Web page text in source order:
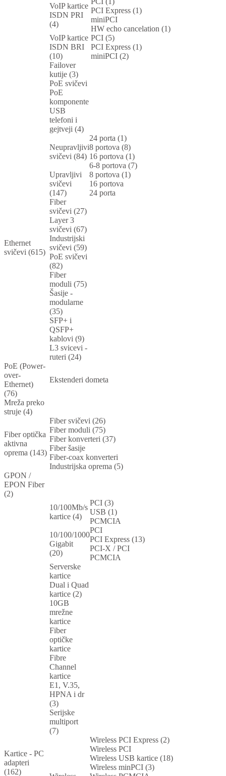
VoIP kartice
ISDN PRI
(4)
PCI Express (1)
miniPCI
HW echo cancelation (1)
VoIP kartice
ISDN BRI
(10)
PCI (5)
PCI Express (1)
miniPCI (2)
Failover
kutije (3)
PoE svičevi
PoE
komponente
USB
telefoni i
gejtveji (4)
Ethernet
svičevi (615)
Neupravljivi
svičevi (84)
24 porta (1)
8 portova (8)
16 portova (1)
6-8 portova (7)
Upravljivi
svičevi
(147)
8 portova (1)
16 portova
24 porta
Fiber
svičevi (27)
Layer 3
svičevi (67)
Industrijski
svičevi (59)
PoE svičevi
(82)
Fiber
moduli (75)
Šasije -
modularne
(35)
SFP+ i
QSFP+
kablovi (9)
L3 svicevi -
ruteri (24)
PoE (Power-
over-
Ethernet)
(76)
Ekstenderi dometa
Mreža preko
struje (4)
Fiber optička
aktivna
oprema (143)
Fiber svičevi (26)
Fiber moduli (75)
Fiber konverteri (37)
Fiber šasije
Fiber-coax konverteri
Industrijska oprema (5)
GPON /
EPON Fiber
(2)
Kartice - PC
adapteri
(162)
10/100Mb/s
kartice (4)
PCI (3)
USB (1)
PCMCIA
10/100/1000
Gigabit
(20)
PCI
PCI Express (13)
PCI-X / PCI
PCMCIA
Serverske
kartice
Dual i Quad
kartice (2)
10GB
mrežne
kartice
Fiber
optičke
kartice
Fibre
Channel
kartice
E1, V.35,
HPNA i dr
(3)
Serijske
multiport
(7)
Wireless PCI Express (2)
Wireless PCI
Wireless USB kartice (18)
Wireless minPCI (3)